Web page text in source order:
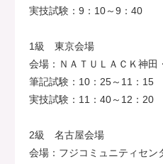
実技試験：9：10～9：40
1級 東京会場
会場：ＮＡＴＵＬＡＣＫ神田
筆記試験：10：25～11：15
実技試験：11：40～12：20
2級 名古屋会場
会場：フジコミュニティセ